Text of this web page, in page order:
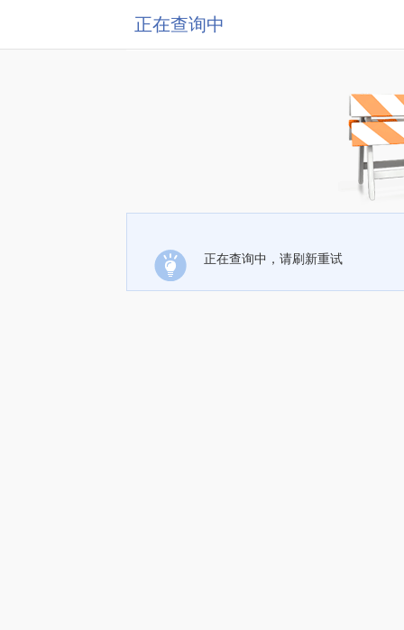
正在查询中
正在查询中，请刷新重试